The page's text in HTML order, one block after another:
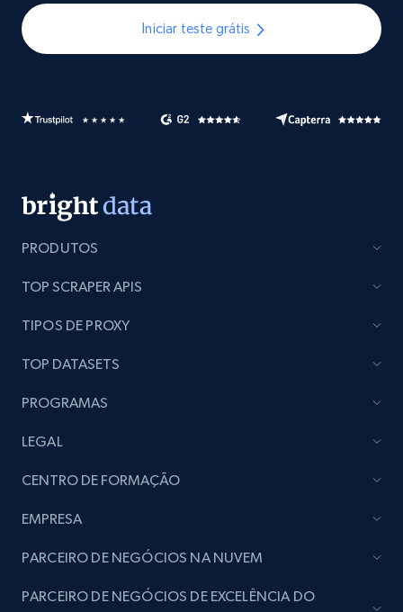
Iniciar teste grátis
PRODUTOS
TOP SCRAPER APIS
TIPOS DE PROXY
TOP DATASETS
PROGRAMAS
LEGAL
CENTRO DE FORMAÇÃO
EMPRESA
PARCEIRO DE NEGÓCIOS NA NUVEM
PARCEIRO DE NEGÓCIOS DE EXCELÊNCIA DO